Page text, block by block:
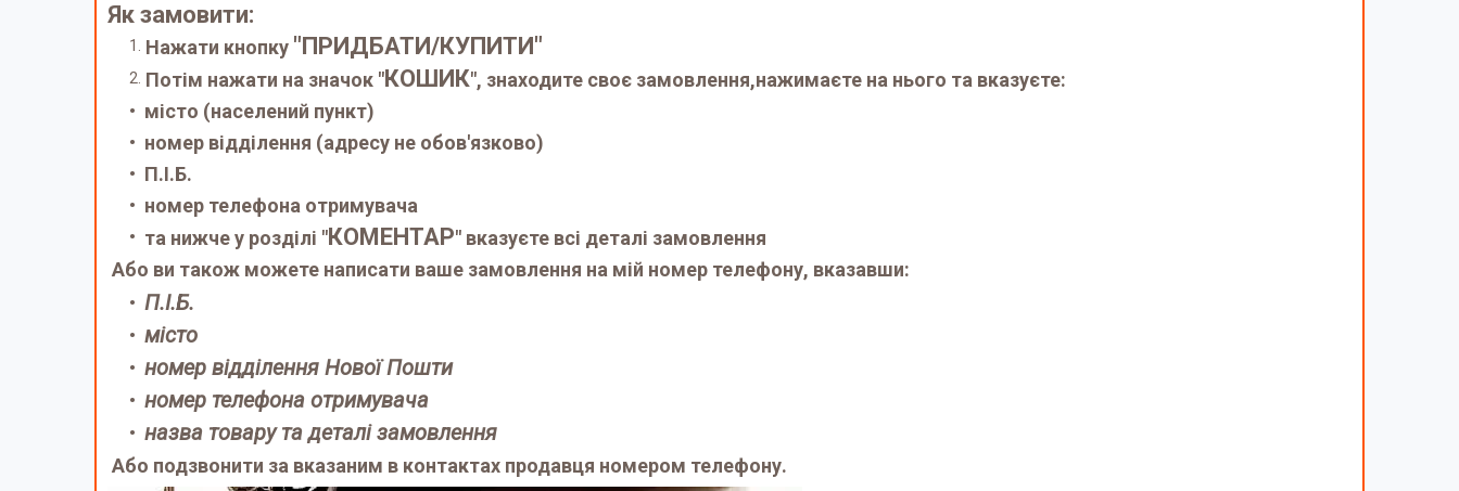
Як замовити:
Нажати кнопку "ПРИДБАТИ/КУПИТИ"
Потім нажати на значок "КОШИК", знаходите своє замовлення,нажимаєте на нього та вказуєте:
місто (населений пункт)
номер відділення (адресу не обов'язково)
П.І.Б.
номер телефона отримувача
та нижче у розділі "КОМЕНТАР" вказуєте всі деталі замовлення
Або ви також можете написати ваше замовлення на мій номер телефону, вказавши:
П.І.Б.
місто
номер відділення Нової Пошти
номер телефона отримувача
назва товару та деталі замовлення
Або подзвонити за вказаним в контактах продавця номером телефону.